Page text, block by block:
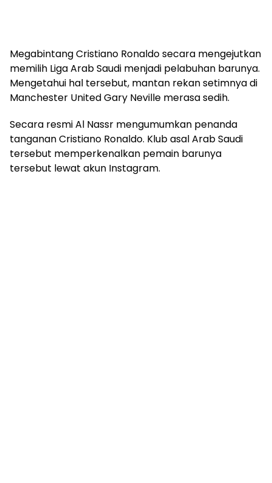
Megabintang Cristiano Ronaldo secara mengejutkan
memilih Liga Arab Saudi menjadi pelabuhan barunya.
Mengetahui hal tersebut, mantan rekan setimnya di
Manchester United Gary Neville merasa sedih.
Secara resmi Al Nassr mengumumkan penanda
tanganan Cristiano Ronaldo. Klub asal Arab Saudi
tersebut memperkenalkan pemain barunya
tersebut lewat akun Instagram.